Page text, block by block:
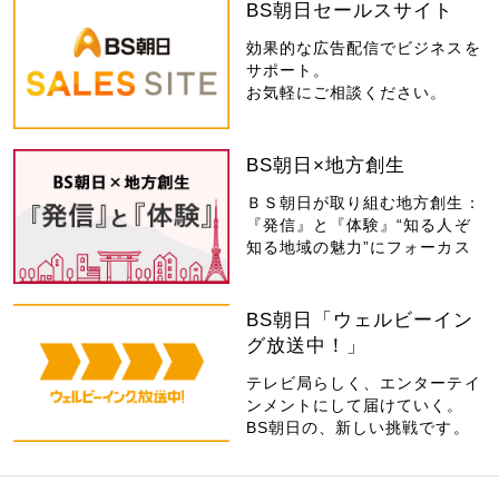
BS朝日セールスサイト
効果的な広告配信でビジネスを
サポート。
お気軽にご相談ください。
BS朝日×地方創生
ＢＳ朝日が取り組む地方創生：
『発信』と『体験』“知る人ぞ
知る地域の魅力”にフォーカス
BS朝日「ウェルビーイン
グ放送中！」
テレビ局らしく、エンターテイ
ンメントにして届けていく。
BS朝日の、新しい挑戦です。